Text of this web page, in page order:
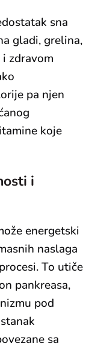
sna
gladi, grelina,
zdravom
pa njen
koje
i
energetski
naslaga
To utiče
pankreasa,
pod
sa